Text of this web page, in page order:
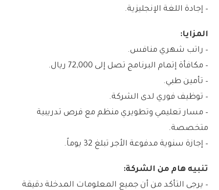
– إجادة اللغة الإنجليزية.
المزايا:
– راتب شهري منافس.
– مكافأة إتمام البرنامج تصل إلى 72,000 ريال.
– تأمين طبي.
– توظيف فوري لدى الشركة.
– مسار تعليمي وتطويري منظم مع فرص تدريبية
متخصصة.
– إجازة سنوية مدفوعة الأجر تبلغ 32 يوماً.
تنبيه هام من الشركة:
– يرجى التأكد من أن جميع المعلومات المدخلة دقيقة